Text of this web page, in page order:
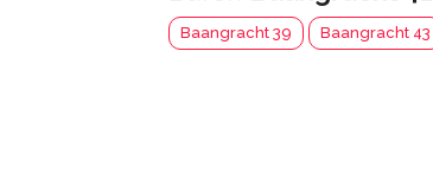
Baangracht 39 Baangracht 43